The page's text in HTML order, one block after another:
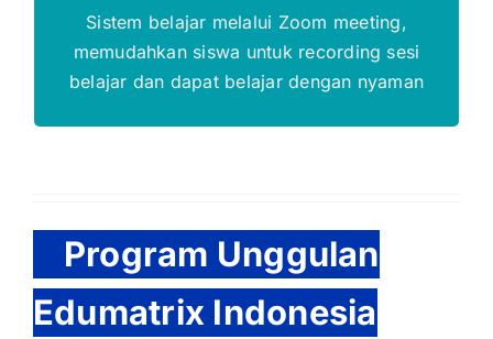
Sistem belajar melalui Zoom meeting,
memudahkan siswa untuk recording sesi
belajar dan dapat belajar dengan nyaman
DAFTAR SEKARANG
Program Unggulan
Edumatrix Indonesia